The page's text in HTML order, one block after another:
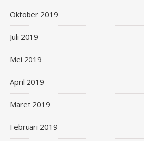
Oktober 2019
Juli 2019
Mei 2019
April 2019
Maret 2019
Februari 2019